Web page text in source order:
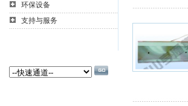
环保设备
支持与服务